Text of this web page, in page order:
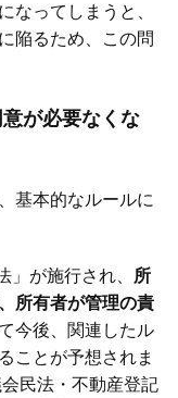
なってしまうと、
陥るため、この問
が必要なくな
基本的なルールに
が施行され、
所
所有者が管理の責
今後、関連したル
ことが予想されま
民法・不動産登記